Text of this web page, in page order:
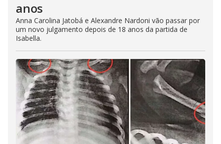
anos
Anna Carolina Jatobá e Alexandre Nardoni vão passar por
um novo julgamento depois de 18 anos da partida de
Isabella.